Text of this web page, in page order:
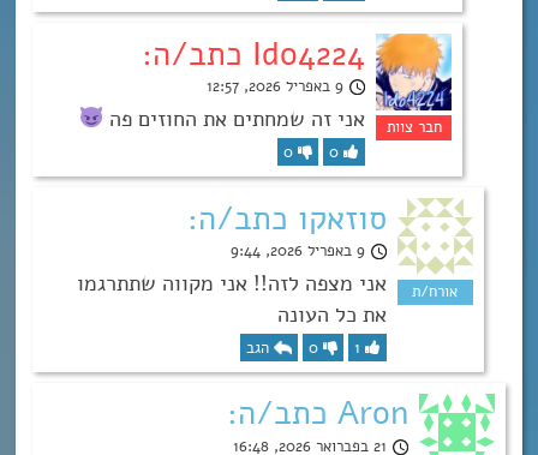
Ido4224 כתב/ה:
9 באפריל 2026, 12:57
אני זה שמחתים את החוזים פה
0
0
סוזאקו כתב/ה:
9 באפריל 2026, 9:44
אני מצפה לזה!! אני מקווה שתתרגמו
את כל העונה
1
0 הגב
Aron כתב/ה:
21 בפברואר 2026, 16:48